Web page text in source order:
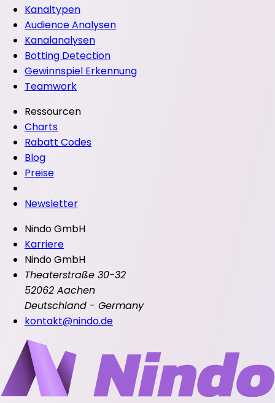
Kanaltypen
Audience Analysen
Kanalanalysen
Botting Detection
Gewinnspiel Erkennung
Teamwork
Ressourcen
Charts
Rabatt Codes
Blog
Preise
Newsletter
Nindo GmbH
Karriere
Nindo GmbH
Theaterstraße 30-32
52062 Aachen
Deutschland - Germany
kontakt@nindo.de